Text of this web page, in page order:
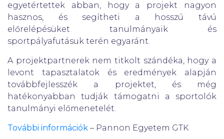
egyetértettek abban, hogy a projekt nagyon
hasznos, és segítheti a hosszú távú
előrelépésüket tanulmányaik és
sportpályafutásuk terén egyaránt.
A projektpartnerek nem titkolt szándéka, hogy a
levont tapasztalatok és eredmények alapján
továbbfejlesszék a projektet, és még
hatékonyabban tudják támogatni a sportolók
tanulmányi előmenetelét.
További információk – Pannon Egyetem GTK